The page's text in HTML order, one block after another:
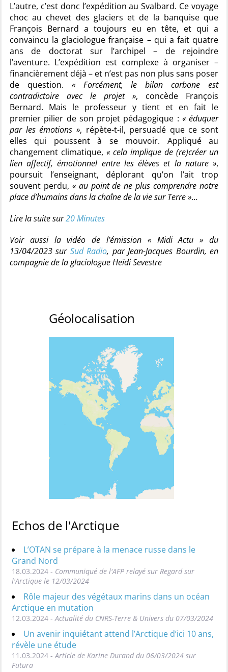
L’autre, c’est donc l’expédition au Svalbard. Ce voyage
choc au chevet des glaciers et de la banquise que
François Bernard a toujours eu en tête, et qui a
convaincu la glaciologue française – qui a fait quatre
ans de doctorat sur l’archipel – de rejoindre
l’aventure. L’expédition est complexe à organiser –
financièrement déjà – et n’est pas non plus sans poser
de question. « Forcément, le bilan carbone est
contradictoire avec le projet », concède François
Bernard. Mais le professeur y tient et en fait le
premier pilier de son projet pédagogique : « éduquer
par les émotions », répète-t-il, persuadé que ce sont
elles qui poussent à se mouvoir. Appliqué au
changement climatique, « cela implique de (re)créer un
lien affectif, émotionnel entre les élèves et la nature »,
poursuit l’enseignant, déplorant qu’on l’ait trop
souvent perdu, « au point de ne plus comprendre notre
place d’humains dans la chaîne de la vie sur Terre »…
Lire la suite sur20 Minutes
Voir aussi la vidéo de l’émission « Midi Actu » du
13/04/2023 sur Sud Radio, par Jean-Jacques Bourdin, en
compagnie de la glaciologue Heïdi Sevestre
Géolocalisation
Echos de l'Arctique
L’OTAN se prépare à la menace russe dans le
Grand Nord
18.03.2024 - Communiqué de l'AFP relayé sur Regard sur
l'Arctique le 12/03/2024
Rôle majeur des végétaux marins dans un océan
Arctique en mutation
12.03.2024 - Actualité du CNRS-Terre & Univers du 07/03/2024
Un avenir inquiétant attend l’Arctique d’ici 10 ans,
révèle une étude
11.03.2024 - Article de Karine Durand du 06/03/2024 sur
Futura